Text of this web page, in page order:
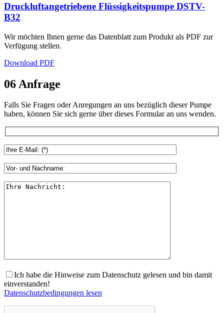
Druckluftangetriebene Flüssigkeitspumpe DSTV-
B32
Wir möchten Ihnen gerne das Datenblatt zum Produkt als PDF zur
Verfügung stellen.
Download PDF
06 Anfrage
Falls Sie Fragen oder Anregungen an uns bezüglich dieser Pumpe
haben, können Sie sich gerne über dieses Formular an uns wenden.
Ich habe die Hinweise zum Datenschutz gelesen und bin damit
einverstanden!
Datenschutzbedingungen lesen